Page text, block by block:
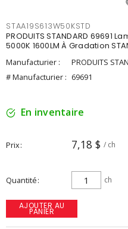
STAA19S613W50KSTD
PRODUITS STANDARD 69691
5000K 1600LM À Gradation
Manufacturier :
PRODUITS
# Manufacturier : 69691
En inventaire
Prix 7,18 $ / ch
Quantité ch
AJOUTER AU
PANIER